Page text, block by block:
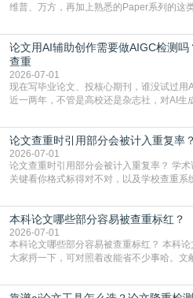
维普、万方，再加上熟悉的Paper系列的这
查数值误导。知网（CNKI）是学校定稿检
生联合比对库，能比历届学长论文，硕博用
库，期刊投稿用AMLMC/SML
论文用AI辅助创作需要做AIGC检测
查重
2026-07-01
现在写毕业论文、投核心期刊，谁没试过用
近一两年，不管是高校还是杂志社，对AI生
真的太亏。提前做AIGC检测，已经成了很
AIGC检测成了论文答辩投稿前的必备项？
框架，内容都是自己写的，至于做AIG
论文查重时引用部分会被计入重复率？
2026-07-01
论文查重时引用部分会被计入重复率？ 学术论文引用部分会不会被算进重复率，
关键看你格式标得对不对，以及学校查重系
独占一行，每条文献用[1][2]方括号编号、
7714（作者、题名、刊名、年、卷期、页
成功后通常把这段标为引用，
本科论文哪些部分容易被查重标红？
2026-07-01
本科论文哪些部分容易被查重标红？ 本科论文查重，最容易“中招“标红的地方帮
大家捋一下，可对照着改能省不少事哈。文
乎一模一样的话，你要是直接复制百度百